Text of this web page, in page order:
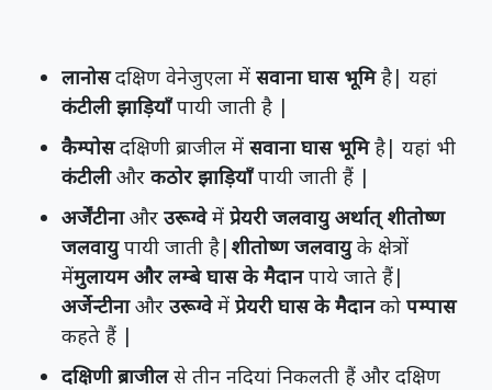
लानोसदक्षिण वेनेजुएला में सवाना घास भूमिहै| यहां
कंटीली झाड़ियाँपायी जाती है |
कैम्पोसदक्षिणी ब्राजील में सवाना घास भूमिहै| यहां भी
कंटीलीऔर कठोर झाड़ियाँपायी जाती हैं |
अर्जेंटीनाऔर उरूग्वेमें प्रेयरी जलवायु अर्थात् शीतोष्ण
जलवायुपायी जाती है| शीतोष्ण जलवायुके क्षेत्रों
मेंमुलायम और लम्बे घास के मैदानपाये जाते हैं|
अर्जेन्टीनाऔर उरूग्वेमें प्रेयरी घास के मैदानको पम्पास
कहते हैं |
दक्षिणी ब्राजीलसे तीन नदियां निकलती हैं और दक्षिण